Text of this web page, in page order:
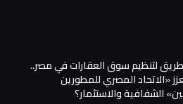
لتنظيم سوق العقارات في مصر..
«الاتحاد المصري للمطورين
الشفافية والاستثمار؟